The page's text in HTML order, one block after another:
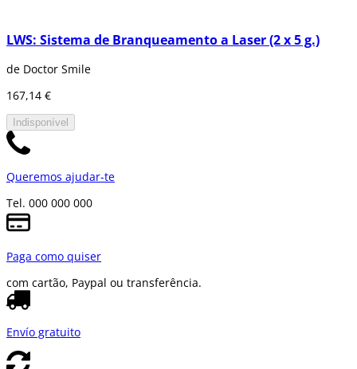
LWS: Sistema de Branqueamento a Laser (2 x 5 g.)
de Doctor Smile
167,14 €
Indisponível
Queremos ajudar-te
Tel. 000 000 000
Paga como quiser
com cartão, Paypal ou transferência.
Envío gratuito